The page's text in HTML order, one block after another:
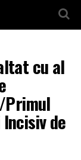
cu al
de